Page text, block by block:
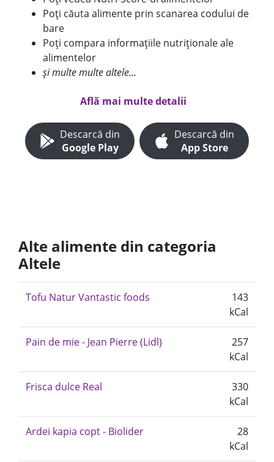
Poți căuta alimente prin scanarea codului de
bare
Poți compara informațiile nutriționale ale
alimentelor
și multe multe altele...
Află mai multe detalii
Descarcă din
Google Play
Descarcă din
App Store
Alte alimente din categoria
Altele
Tofu Natur Vantastic foods
143
kCal
Pain de mie - Jean Pierre (Lidl)
257
kCal
Frisca dulce Real
330
kCal
Ardei kapia copt - Biolider
28
kCal